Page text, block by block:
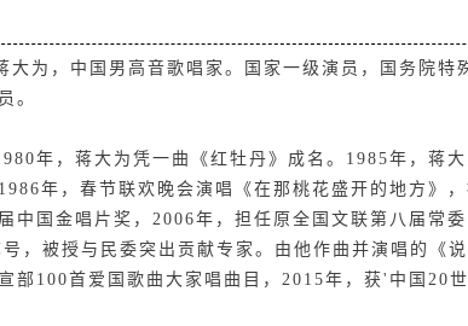
大为，中国男高音歌唱家。国家一级演员，国务院特
。
年，蒋大为凭一曲《红牡丹》成名。1985年，蒋
年，春节联欢晚会演唱《在那桃花盛开的地方》
中国金唱片奖，2006年，担任原全国文联第八届常
，被授与民委突出贡献专家。由他作曲并演唱的《
部100首爱国歌曲大家唱曲目，2015年，获'中国20